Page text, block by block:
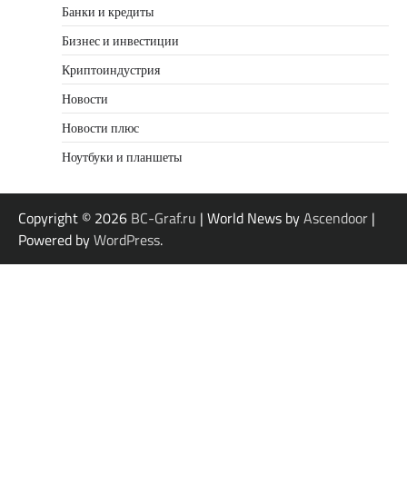
Банки и кредиты
Бизнес и инвестиции
Криптоиндустрия
Новости
Новости плюс
Ноутбуки и планшеты
Copyright © 2026 BC-Graf.ru | World News byAscendoor |
Powered byWordPress.